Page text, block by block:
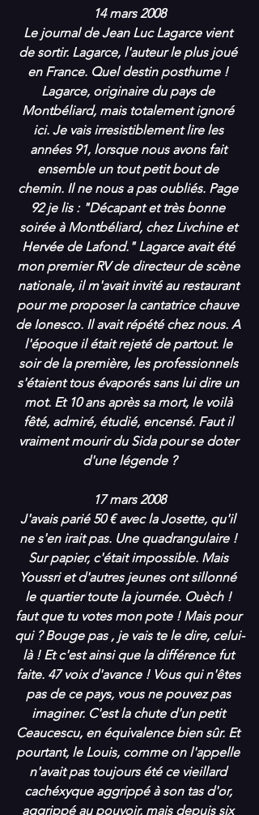
14 mars 2008
Le journal de Jean Luc Lagarce vient
de sortir. Lagarce, l'auteur le plus joué
en France. Quel destin posthume !
Lagarce, originaire du pays de
Montbéliard, mais totalement ignoré
ici. Je vais irresistiblement lire les
années 91, lorsque nous avons fait
ensemble un tout petit bout de
chemin. Il ne nous a pas oubliés. Page
92 je lis : "Décapant et très bonne
soirée à Montbéliard, chez Livchine et
Hervée de Lafond." Lagarce avait été
mon premier RV de directeur de scène
nationale, il m'avait invité au restaurant
pour me proposer la cantatrice chauve
de Ionesco. Il avait répété chez nous. A
l'époque il était rejeté de partout. le
soir de la première, les professionnels
s'étaient tous évaporés sans lui dire un
mot. Et 10 ans après sa mort, le voilà
fêté, admiré, étudié, encensé. Faut il
vraiment mourir du Sida pour se doter
d'une légende ?
17 mars 2008
J'avais parié 50 € avec la Josette, qu'il
ne s'en irait pas. Une quadrangulaire !
Sur papier, c'était impossible. Mais
Youssri et d'autres jeunes ont sillonné
le quartier toute la journée. Ouèch !
faut que tu votes mon pote ! Mais pour
qui ? Bouge pas , je vais te le dire, celui-
là ! Et c'est ainsi que la différence fut
faite. 47 voix d'avance ! Vous qui n'êtes
pas de ce pays, vous ne pouvez pas
imaginer. C'est la chute d'un petit
Ceaucescu, en équivalence bien sûr. Et
pourtant, le Louis, comme on l'appelle
n'avait pas toujours été ce vieillard
cachéxyque aggrippé à son tas d'or,
aggrippé au pouvoir, mais depuis six